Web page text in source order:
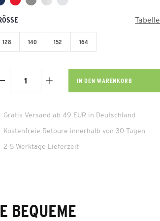
Tabelle
128 140 152 164
IN DEN WARENKORB
Gratis Versand ab 49 EUR in Deutschland
Kostenfreie Retoure innerhalb von 30 Tagen
2-5 Werktage Lieferzeit
BEQUEME